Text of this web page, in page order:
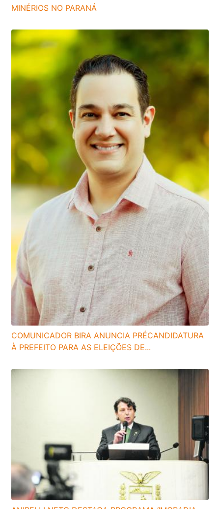
MINÉRIOS NO PARANÁ
COMUNICADOR BIRA ANUNCIA PRÉCANDIDATURA
À PREFEITO PARA AS ELEIÇÕES DE...